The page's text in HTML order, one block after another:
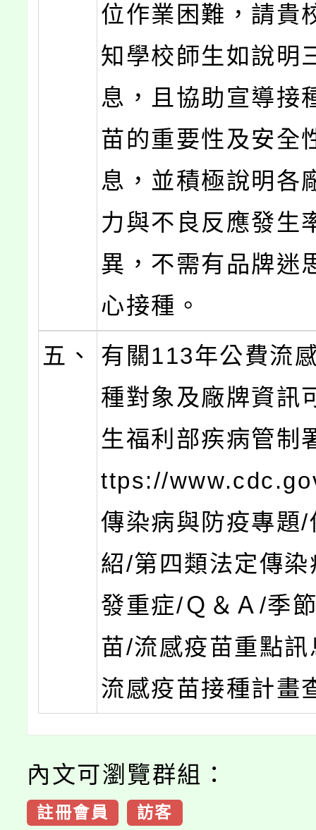
位作業困難，請貴
知學校師生如說明
息，且協助宣導接
苗的重要性及安全
息，並積極說明各
力與不良反應發生
異，不需有品牌迷
心接種。
五、
有關113年公費流
種對象及廠牌資訊
生福利部疾病管制
ttps://
傳染病與防疫專題
紹/第四類法定傳
發重症/Ｑ＆Ａ/季
苗/流感疫苗重點
流感疫苗接種計畫
內文可瀏覽群組：
註冊會員 訪客